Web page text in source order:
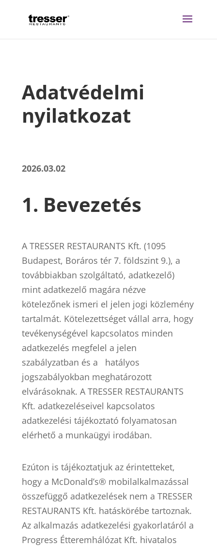
Adatvédelmi
nyilatkozat
2026.03.02
1. Bevezetés
A TRESSER RESTAURANTS Kft. (1095
Budapest, Boráros tér 7. földszint 9.), a
továbbiakban szolgáltató, adatkezelő)
mint adatkezelő magára nézve
kötelezőnek ismeri el jelen jogi közlemény
tartalmát. Kötelezettséget vállal arra, hogy
tevékenységével kapcsolatos minden
adatkezelés megfelel a jelen
szabályzatban és a
hatályos
jogszabályokban meghatározott
elvárásoknak. A TRESSER RESTAURANTS
Kft. adatkezeléseivel kapcsolatos
adatkezelési tájékoztató folyamatosan
elérhető a munkaügyi irodában.
Ezúton is tájékoztatjuk az érintetteket,
hogy a McDonald’s® mobilalkalmazással
összefüggő adatkezelések nem a TRESSER
RESTAURANTS Kft. hatáskörébe tartoznak.
Az alkalmazás adatkezelési gyakorlatáról a
Progress Étteremhálózat Kft. hivatalos